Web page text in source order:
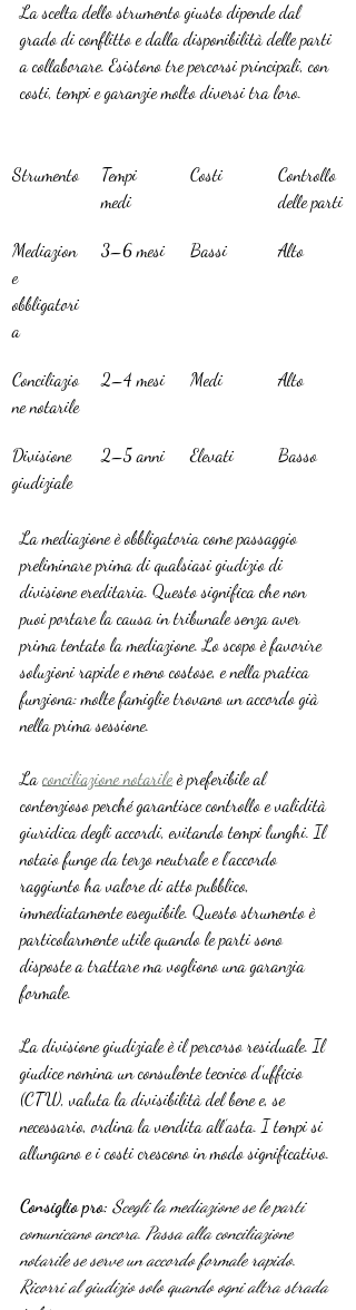
La scelta dello strumento giusto dipende dal
grado di conflitto e dalla disponibilità delle parti
a collaborare. Esistono tre percorsi principali, con
costi, tempi e garanzie molto diversi tra loro.
Strumento
Tempi
medi
Costi
Controllo
delle parti
Mediazion
e
obbligatori
a
3–6 mesi Bassi Alto
Conciliazio
ne notarile
2–4 mesi Medi Alto
Divisione
giudiziale
2–5 anni Elevati Basso
La mediazione è obbligatoria come passaggio
preliminare prima di qualsiasi giudizio di
divisione ereditaria. Questo significa che non
puoi portare la causa in tribunale senza aver
prima tentato la mediazione. Lo scopo è favorire
soluzioni rapide e meno costose, e nella pratica
funziona: molte famiglie trovano un accordo già
nella prima sessione.
La conciliazione notarile è preferibile al
contenzioso perché garantisce controllo e validità
giuridica degli accordi, evitando tempi lunghi. Il
notaio funge da terzo neutrale e l’accordo
raggiunto ha valore di atto pubblico,
immediatamente eseguibile. Questo strumento è
particolarmente utile quando le parti sono
disposte a trattare ma vogliono una garanzia
formale.
La divisione giudiziale è il percorso residuale. Il
giudice nomina un consulente tecnico d’ufficio
(CTU), valuta la divisibilità del bene e, se
necessario, ordina la vendita all’asta. I tempi si
allungano e i costi crescono in modo significativo.
Consiglio pro: Scegli la mediazione se le parti
comunicano ancora. Passa alla conciliazione
notarile se serve un accordo formale rapido.
Ricorri al giudizio solo quando ogni altra strada